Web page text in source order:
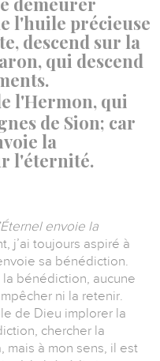
l'huile précieuse
descend sur la
qui descend
l'Hermon, qui
de Sion; car
la
l'éternité.
Éternelenvoie la
j’ai toujours aspiré à
sa bénédiction.
bénédiction, aucune
ni la retenir.
de Dieu implorer la
chercher la
mais à mon sens, il est